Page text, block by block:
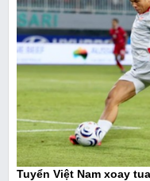
Tuyển Việt Nam xoay